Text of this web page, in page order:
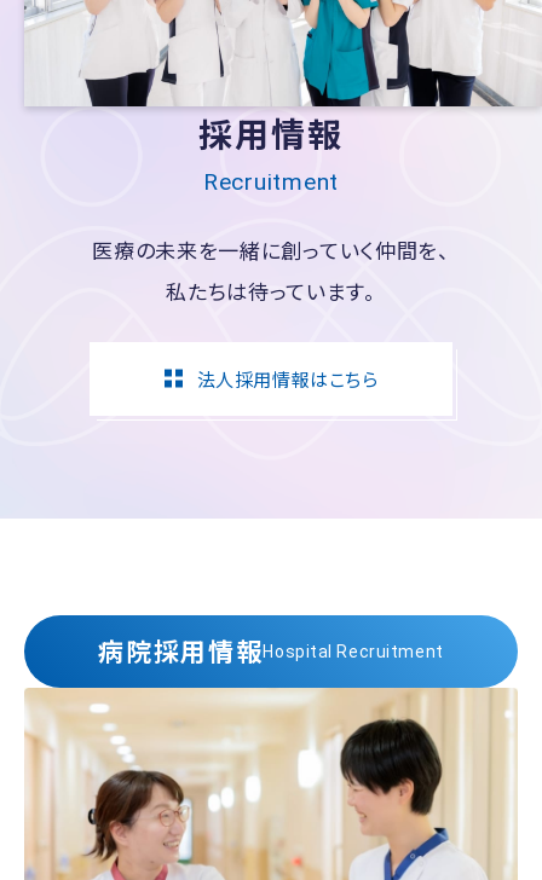
採用情報
Recruitment
医療の未来を一緒に創っていく仲間を、
私たちは待っています。
法人採用情報はこちら
病院採用情報Hospital Recruitment